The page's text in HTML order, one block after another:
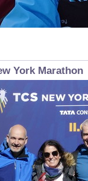
York Marathon